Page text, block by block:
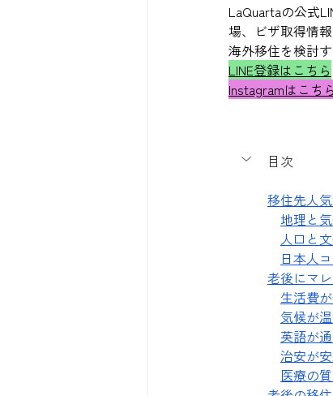
LaQuartaの公式
場、ビザ取得情
海外移住を検討
LINE登録はこちら
Instagramはこちら
目次
移住先人
地理と
人口と
日本人
老後にマ
生活費
気候が
英語が
治安が
医療の